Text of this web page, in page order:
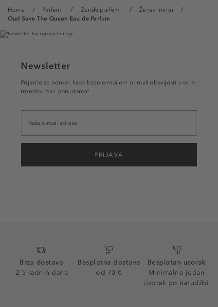
Home Parfemi Ženski parfemi
Ženski mirisi
Oud Save The Queen Eau de Parfum
Newsletter
Prijavite se odmah kako biste e-mailom primali obavijesti o svim
trendovima i ponudama!
PRIJAVA
Brza dostava
2-5 radnih dana
Besplatna dostava
od 70 €
Besplatan uzorak
Minimalno jedan
uzorak po narudžbi